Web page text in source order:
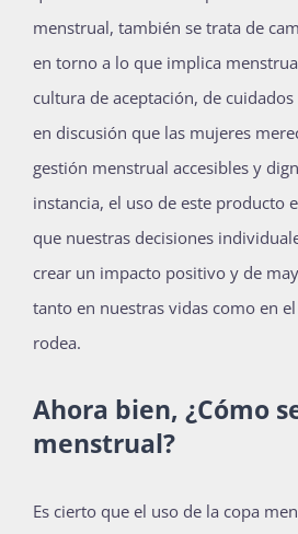
menstrual, también se trata de
en torno a lo que implica
cultura de aceptación, de
en discusión que las mujeres
gestión menstrual accesibles y
instancia, el uso de este producto
que nuestras decisiones
crear un impacto positivo y de
tanto en nuestras vidas como en
rodea.
Ahora bien, ¿Cómo
menstrual?
Es cierto que el uso de la copa